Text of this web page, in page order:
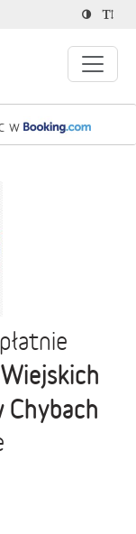
w
Chybach